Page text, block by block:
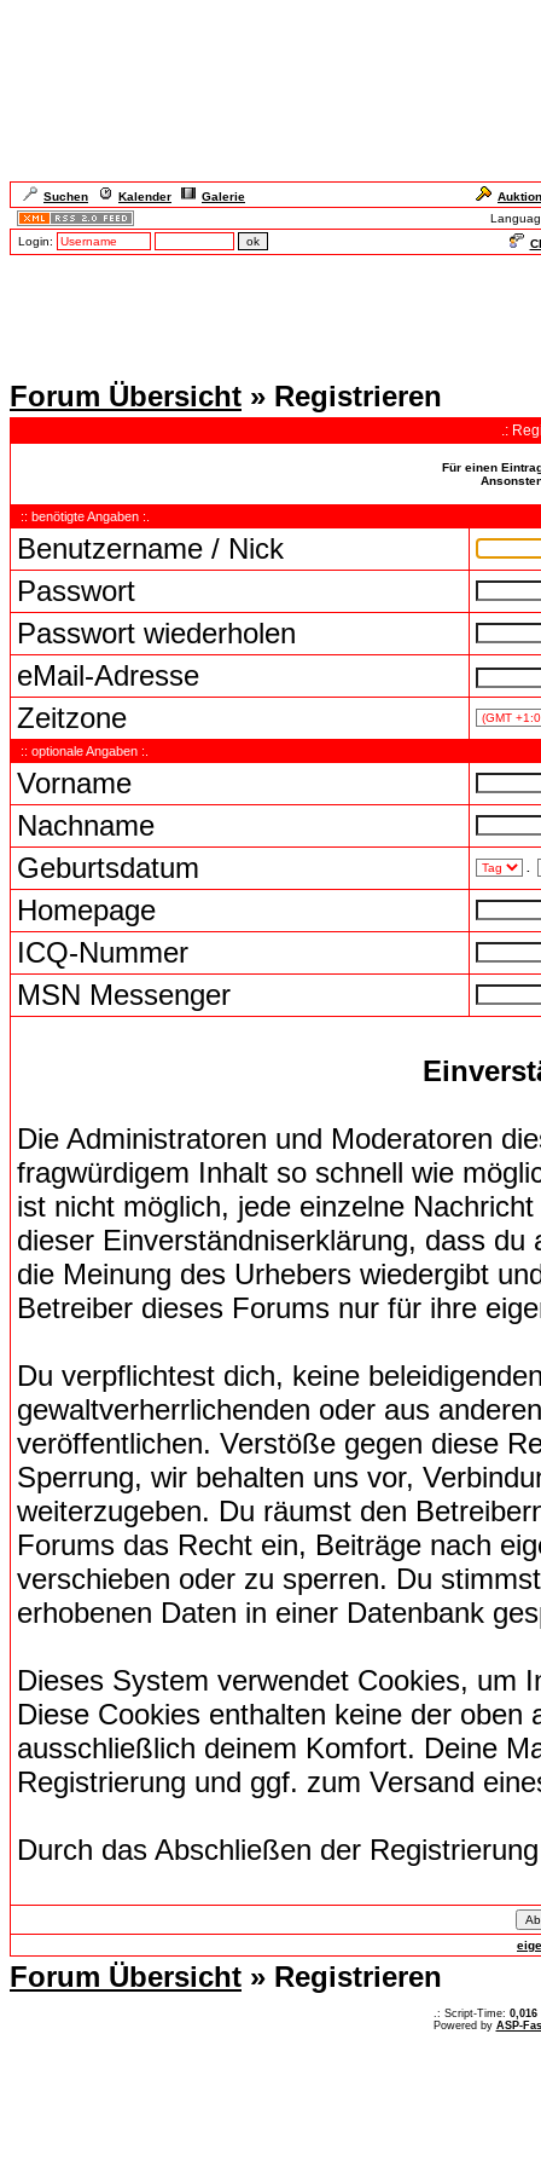
Suchen Kalender Galerie
Login:
Forum Übersicht » Registrieren
.:
Für einen
:: benötigte Angaben :.
Benutzername / Nick
Passwort
Passwort wiederholen
eMail-Adresse
Zeitzone
:: optionale Angaben :.
Vorname
Nachname
Geburtsdatum
Homepage
ICQ-Nummer
MSN Messenger
Die Administratoren und Moderatoren
fragwürdigem Inhalt so schnell wie
ist nicht möglich, jede einzelne
dieser Einverständniserklärung, dass
die Meinung des Urhebers wiedergibt
Betreiber dieses Forums nur für ihre
Du verpflichtest dich, keine
gewaltverherrlichenden oder aus
veröffentlichen. Verstöße gegen diese
Sperrung, wir behalten uns vor,
weiterzugeben. Du räumst den
Forums das Recht ein, Beiträge nach
verschieben oder zu sperren. Du
erhobenen Daten in einer Datenbank
Dieses System verwendet Cookies, um
Diese Cookies enthalten keine der
ausschließlich deinem Komfort. Deine
Registrierung und ggf. zum Versand
Durch das Abschließen der
Forum Übersicht » Registrieren
.: Script-Time: 0,016
Powered by ASP-